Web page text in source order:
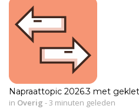
Napraattopic 2026.3 met
in Overig -3 minuten geleden